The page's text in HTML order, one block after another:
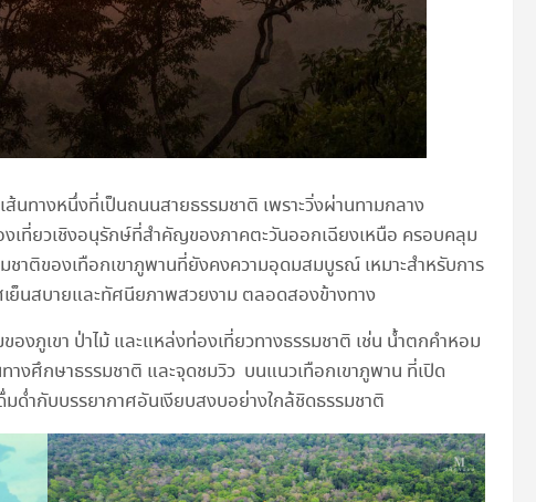
ทางหนึ่งที่เป็นถนนสายธรรมชาติ เพราะวิ่งผ่านทามกลาง
ที่ยวเชิงอนุรักษ์ที่สำคัญของภาคตะวันออกเฉียงเหนือ ครอบคลุม
าติของเทือกเขาภูพานที่ยังคงความอุดมสมบูรณ์ เหมาะสำหรับการ
ย็นสบายและทัศนียภาพสวยงาม ตลอดสองข้างทาง
ภูเขา ป่าไม้ และแหล่งท่องเที่ยวทางธรรมชาติ เช่น น้ำตกคำหอม
งศึกษาธรรมชาติ และจุดชมวิว บนแนวเทือกเขาภูพาน ที่เปิด
ด่ำกับบรรยากาศอันเงียบสงบอย่างใกล้ชิดธรรมชาติ